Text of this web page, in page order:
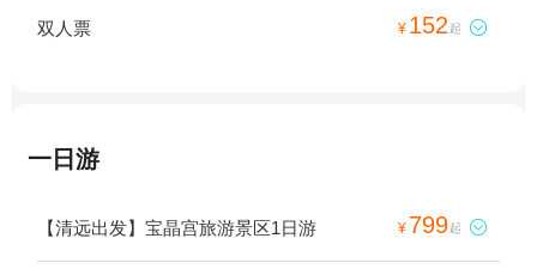
双人票 ¥ 152 起 
一日游
【清远出发】宝晶宫旅游景区1日游 ¥ 799起 